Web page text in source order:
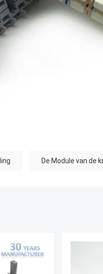
De Module van de